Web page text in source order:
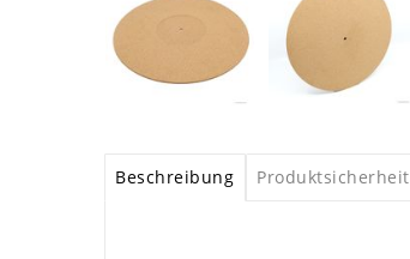
Beschreibung Produktsicherheit